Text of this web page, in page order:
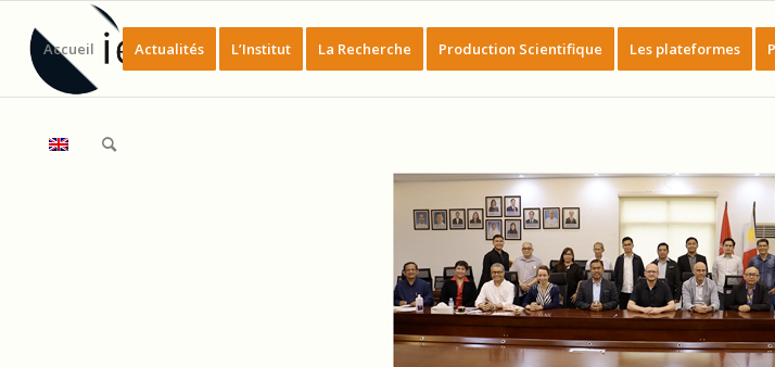
Accueil Actualités L’Institut La Recherche Production Scientifique Les plateformes